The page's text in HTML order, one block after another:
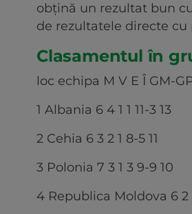
obțină un rezultat bun
de rezultatele directe cu
Clasamentul în
loc echipa M V E Î GM-
1 Albania 6 4 1 1 11-3 13
2 Cehia 6 3 2 1 8-5 11
3 Polonia 7 3 1 3 9-9 10
4 Republica Moldova 6 2